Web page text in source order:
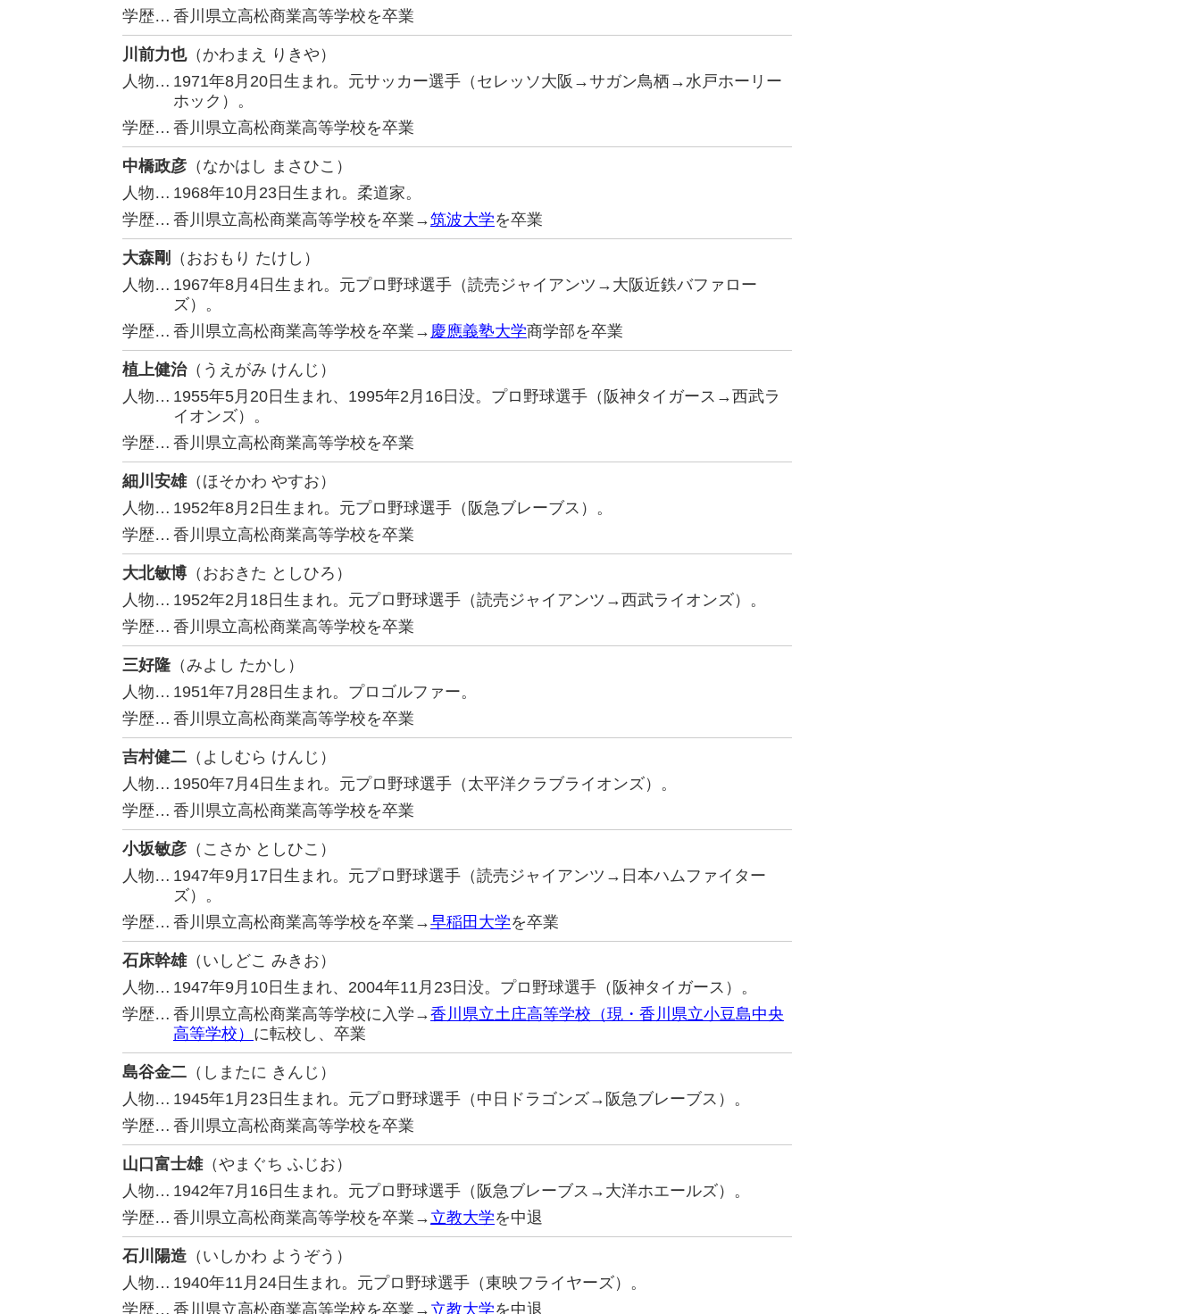
学歴… 香川県立高松商業高等学校を卒業
川前力也（かわまえ りきや）
人物… 1971年8月20日生まれ。元サッカー選手（セレッソ大阪→サガン鳥栖→水戸ホーリー
ホック）。
学歴… 香川県立高松商業高等学校を卒業
中橋政彦 （なかはし まさひこ）
人物… 1968年10月23日生まれ。柔道家。
学歴… 香川県立高松商業高等学校を卒業→筑波大学を卒業
大森剛
（おおもり たけし）
人物… 1967年8月4日生まれ。元プロ野球選手（読売ジャイアンツ→大阪近鉄バファロー
ズ）。
学歴… 香川県立高松商業高等学校を卒業→ 慶應義塾大学商学部を卒業
植上健治（うえがみ けんじ）
人物… 1955年5月20日生まれ、1995年2月16日没。プロ野球選手（阪神タイガース→西武ラ
イオンズ）。
学歴… 香川県立高松商業高等学校を卒業
細川安雄（ほそかわ やすお）
人物… 1952年8月2日生まれ。元プロ野球選手（阪急ブレーブス）。
学歴… 香川県立高松商業高等学校を卒業
大北敏博 （おおきた としひろ）
人物… 1952年2月18日生まれ。元プロ野球選手（読売ジャイアンツ→西武ライオンズ）。
学歴… 香川県立高松商業高等学校を卒業
三好隆 （みよし たかし）
人物… 1951年7月28日生まれ。プロゴルファー。
学歴… 香川県立高松商業高等学校を卒業
吉村健二 （よしむら けんじ）
人物… 1950年7月4日生まれ。元プロ野球選手（太平洋クラブライオンズ）。
学歴… 香川県立高松商業高等学校を卒業
小坂敏彦 （こさか としひこ）
人物… 1947年9月17日生まれ。元プロ野球選手（読売ジャイアンツ→日本ハムファイター
ズ）。
学歴… 香川県立高松商業高等学校を卒業→早稲田大学を卒業
石床幹雄（いしどこ みきお）
人物… 1947年9月10日生まれ、2004年11月23日没。プロ野球選手（阪神タイガース）。
学歴… 香川県立高松商業高等学校に入学→香川県立土庄高等学校（現・香川県立小豆島中央
高等学校） に転校し、卒業
島谷金二 （しまたに きんじ）
人物… 1945年1月23日生まれ。元プロ野球選手（中日ドラゴンズ→阪急ブレーブス）。
学歴… 香川県立高松商業高等学校を卒業
山口富士雄（やまぐち ふじお）
人物… 1942年7月16日生まれ。元プロ野球選手（阪急ブレーブス→大洋ホエールズ）。
学歴… 香川県立高松商業高等学校を卒業→ 立教大学を中退
石川陽造 （いしかわ ようぞう）
人物… 1940年11月24日生まれ。元プロ野球選手（東映フライヤーズ）。
学歴… 香川県立高松商業高等学校を卒業→ 立教大学を中退